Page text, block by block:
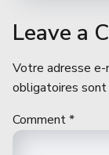
Leave a
Votre adresse e-
obligatoires sont
Comment*